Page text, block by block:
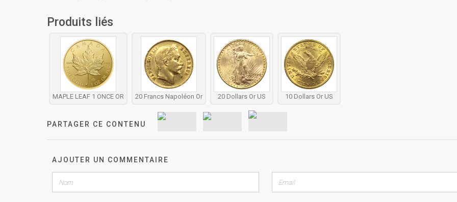
Produits liés
MAPLE LEAF 1 ONCE OR 20 Francs Napoléon Or 20 Dollars Or US 10 Dollars Or US
PARTAGER CE CONTENU
AJOUTER UN COMMENTAIRE